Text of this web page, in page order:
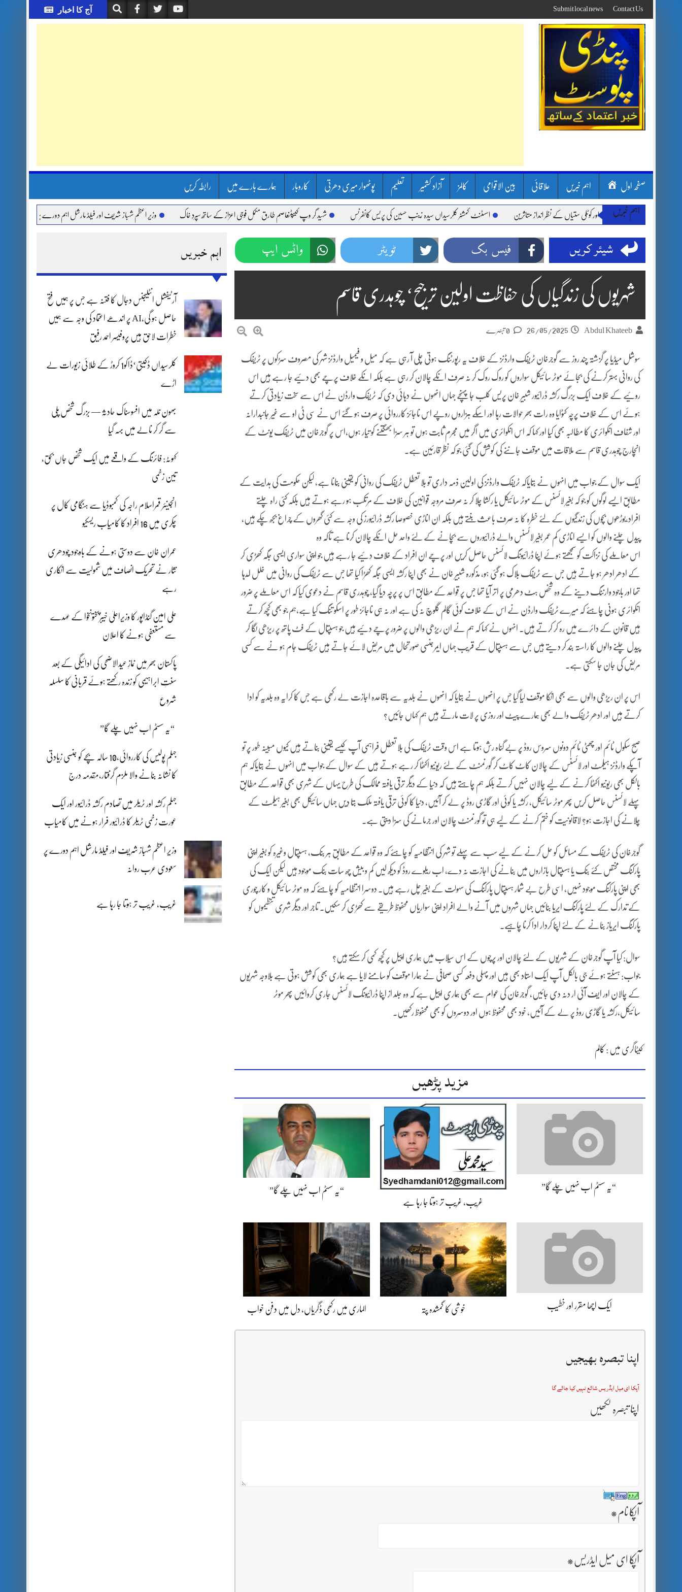
to
content
آج کا اخبار Contact Us
Submit local news
صفحہ اول اہم خبریں علاقائی بین الاقوامی کالمز آزاد کشمیر تعلیم پوٹھوار میری دھرتی کاروبار ہمارے بارے میں رابطہ کریں
اہم خبریں
لینڈ سلائیڈنگ اور کوٹلی ستیاں کے نظر انداز متاثرین اسسٹنٹ کمشنر کلرسیداں سیدہ زینب حسین کی پریس کانفرنس شہید گر وپ کیپٹنعاصم طارق مکمل فوجی اعزاز کے ساتھ سپردِ خاک وزیر اعظم شہباز شریف اور فیلڈ مارشل اہم دورے پر سعودی عرب روانہ
اہم خبریں
آرٹیفشل انٹلیجنس دجال کا فتنہ ہے جس پر ہمیں فتح
حاصل ہو گی،AI پر اندھے اعتماد کی وجہ سے ہمیں
خطرات لاحق ہیں پروفیسر احمد رفیق
کلرسیداں ڈکیتی‘ڈاکو1 کروڑ کے طلائی زیورات لے
اڑے
بھون نلہ میں افسوسناک حادثہ — بزرگ شخص پلی
سے گر کر نالے میں بہہ گیا
کہوٹہ: فائرنگ کے واقعے میں ایک شخص جاں بحق،
تین زخمی
انجینئر قمراسلام راجہ کی کمبوڈیا سے ہنگامی کال پر
چکری میں 16 افراد کا کامیاب ریسکیو
عمران خان سے دوستی ہونے کے باوجود چودھری
نثار نے تحریک انصاف میں شمولیت سے انکاری
رہے
علی امین گنڈاپور کا وزیراعلیٰ خیبرپختونخوا کے عہدے
سے مستعفی ہونے کا اعلان
پاکستان بھر میں نمازِ عیدالاضحی کی ادائیگی کے بعد
سنتِ ابراہیمی کو زندہ رکھتے ہوئے قربانی کا سلسلہ
شروع
“یہ سسٹم اب نہیں چلے گا”
جہلم پولیس کی کارروائی،10 سالہ بچے کو جنسی زیادتی
کا نشانہ بنانے والا ملزم گرفتار،مقدمہ درج
جہلم رکشہ اور ٹریلر میں تصادم رکشہ ڈرائیور اور ایک
عورت زخمی ٹریلر کا ڈرائیور فرار ہونے میں کامیاب
وزیر اعظم شہباز شریف اور فیلڈ مارشل اہم دورے پر
سعودی عرب روانہ
غریب، غریب تر ہوتا جا رہا ہے
شیئر کریں فیس بک ٹویٹر واٹس ایپ
شہریوں کی زندگیاں کی حفاظت اولین ترجیح‘ چوہدری قاسم
Abdul Khateeb
26/05/2025
سوشل میڈیا پر گزشتہ چند روز سے گوجرخان ٹریفک وارڈنز کے خلاف یہ رپورٹنگ ہوتی چلی آ رہی ہے کہ میل و فیمیل وارڈنز شہر کی مصروف سڑکوں پر ٹریفک
کی روانی بہتر کرنے کی بجائے موٹر سائیکل سواروں کو روک روک کر نہ صرف انکے چالان کر رہی ہے بلکہ انکے خلاف پرچے بھی دئیے جا رہے ہیں اس
روئیے کے خلاف ایک بزرگ رکشہ ڈرائیور شبیر خان پریس کلب جا پہنچے جہاں انھوں نے دہائی دی کہ ٹریفک وارڈن نے اس سے سخت زیادتی کرتے
ہوئے اس کے خلاف پرچہ کٹوایا وہ رات بھر حوالات رہا اور اسکے ہزاروں روپے اس ناجائز کارروائی پر صرف ہو گئے اس نے سی ٹی او سے غیر جانبدارانہ
اور شفاف انکوائری کا مطالبہ بھی کیا اور کہا کہ اس انکوائری میں اگر میں مجرم ثابت ہوں تو ہر سزا بھگتنے کو تیار ہوں،اس پر گوجرخان میں ٹریفک یونٹ کے
انچارج چوہدری قاسم سے ملاقات میں موقف جاننے کی کوشش کی گئی جو کہ نظر قارئین ہے۔
ایک سوال کے جواب میں انہوں نے بتایاکہ ٹریفک وارڈنز کی اولین ذمہ داری تو بلا تعطل ٹریفک کی روانی کو یقینی بنانا ہے، لیکن حکومت کی ہدایت کے
مطابق ایسے لوگوں کو جو کہ بغیر لائسنس کے موٹر سائیکل یا رکشا چلا کر نہ صرف مروجہ قوانین کی خلاف کے مرتکب ہو رہے ہوتے ہیں بلکہ کئی راہ چلتے
افراد،بوڑھوں بچوں کی زندگیوں کے لئے خطرہ کا نہ صرف باعث بنتے ہیں بلکہ ان اناڑی خصوصا رکشہ ڈرائیورز کی وجہ سے کئی گھروں کے چراغ بجھ چکے ہیں،
پیدل چلنے والوں کو ایسے اناڑی کم عمر بغیر لائسنس والے ڈرائیوروں سے بچانے کے لئے واحد حل انکے چالان کرنا ہے تاکہ وہ
اس معاملے کی نزاکت کو سمجھتے ہوئے اپنا ڈرائیونگ لائسنس حاصل کریں اور پرچے ان افراد کے خلاف دئیے جا رہے ہیں جو اپنی سواری ایسی جگہ کھڑی کر
کے ادھر ادھر ہو جاتے ہیں جس سے ٹریفک بلاک ہو گئی ہو، مذکورہ شبیر خان نے بھی اپنا رکشہ ایسی جگہ کھڑا کیا تھا جس سے ٹریفک کی روانی میں خلل ا ٓرہا
تھا اور باجود وارننگ دینے کے وہ شخص ہٹ دھرمی پر اتر آیا تھا جس پر قواعد کے مطابق اس پر پرچہ دیا گیا، چوہدری قاسم نے دعوی کیا کہ اس معاملے پر ضرور
انکوائری ہونی چاہئے کہ میرے ٹریفک وارڈن نے اس کے خلاف کوئی گالم گلوچ نہ کی ہے اور نہ ہی ناجائز طور پر اسکو تنگ کیا ہے،ہم جو بھی کچھ کرتے
ہیں قانون کے دائرے میں رہ کر کرتے ہیں۔ انہوں نے کہا کہ ہم نے ان ریڑھی والوں پر ضرور پرچے دئیے ہیں جو ہسپتال کے فٹ پاتھ پر ریڑھی لگا کر
پیدل چلنے والوں کا راستہ بند کر دیتے ہیں جس سے ہسپتال کے قریب جہاں ایمرجنسی صورتحال میں مریض لائے جاتے ہیں ٹریفک جام ہو نے سے کسی
مریض کی جان جا سکتی ہے۔
اس پر ان ریڑھی والوں سے بھی انکا موقف لیا گیا جس پر انھوں نے بتایا کہ انھوں نے بلدیہ سے باقاعدہ اجازت لے رکھی ہے جس کا کرایہ وہ بلدیہ کو ادا
کرتے ہیں اور ادھر ٹریفک والے بھی ہمارے پیٹ اور روزی پر لات مارتے ہیں ہم کہاں جائیں؟
صبح سکول ٹائم اور چھٹی ٹائم دونوں سروس روڈ پر بے گناہ رش ہوتا ہے اس وقت ٹریفک کی بلا تعطل فراہمی آپ کیسے یقینی بناتے ہیں کیوں مبینہ طور پر تو
آپکے وارڈنز ہیلمٹ اور لائسنس کے چالان کاٹ کاٹ کر گورنمنٹ کے لئے ریونیو اکٹھا کر رہے ہوتے ہیں کے سوال کے جواب میں انہوں نے بتایاکہ ہم
بالکل بھی ریونیو اکٹھا کرنے کے لیے چالان نہیں کرتے بلکہ ہم چاہتے ہیں کہ دنیا کے دیگر ترقی یافتہ ممالک کی طرح یہاں کے شہری بھی قواعد کے مطابق
پہلے لائسنس حاصل کریں پھر موٹر سائیکل، رکشہ یا کوئی اور گاڑی روڈ پر لے کر آئیں، دنیا کا کوئی ترقی یافتہ ملک بتا دیں جہاں سائیکل بھی بغیر ہیلمٹ کے
چلانے کی اجازت ہو؟ لاقانونیت کو ختم کرنے کے لیے ہی تو گورنمنٹ چالان اور جرمانے کی سزا دیتی ہے۔
گوجرخان کی ٹریفک کے مسائل کو حل کرنے کے لیے سب سے پہلے تو شہر کی انتظامیہ کو چاہئے کہ وہ قواعد کے مطابق ہر بنک، ہسپتال وغیرہ کو بغیر اپنی
پارکنگ مختص کئے بنک یا ہسپتال بازاروں میں بنانے کی اجازت نہ دے، اب ریلوے روڈ کو دیکھ لیں کم و بیش چھ سات بنک موجود ہیں لیکن ایک کی
بھی اپنی پارکنگ موجود نہیں، اسی طرح بے شمار ہسپتال پارکنگ کی سہولت کے بغیر چل رہے ہیں۔ دوسرا انتظامیہ کو چاہئے کہ وہ موٹر سائیکل و کار چوری
کے تدارک کے لئے پارکنگ ایریا بنائیں جہاں شہروں میں آنے والے افراد اپنی سواریاں محفوظ طریقے سے کھڑی کر سکیں۔ تاجر اور دیگر شہری تنظیموں کو
پارکنگ ایریاز بنانے کے لئے اپنا کردار ادا کرنا چاہیے۔
سوال: کیا آپ گوجرخان کے شہریوں کے لئے چالان اور پرچوں کے اس سیلاب میں ہماری اپیل پر کچھ کمی کر سکتے ہیں؟
جواب: ہسنتے ہوئے جی بالکل آپ ایک استاد بھی ہیں اور پہلی دفعہ کسی صحافی نے ہمارا موقف کو سامنے لایا ہے ہماری بھی کوشش ہوتی ہے بلاوجہ شہریوں
کے چالان اور ایف آئی ار دنہ دی جائیں، گوجرخان کی عوام سے بھی ہماری اپیل ہے کہ وہ جلد از اپنا ڈرائیونگ لائسنس جاری کروائیں پھر موٹر
سائیکل،رکشہ یا گاڑی روڈ پر لے کے آئیں، خود بھی محفوظ ہوں اور دوسروں کو بھی محفوظ رکھیں۔
کیٹاگری میں : کالم
مزید پڑھیں
“یہ سسٹم اب نہیں چلے گا”
غریب، غریب تر ہوتا جا رہا ہے
“یہ سسٹم اب نہیں چلے گا”
ایک اچھا مقرر اور خطیب خوشی کا گمشدہ پتہ الماری میں رکھی ڈگریاں، دل میں دفن خواب
اپنا تبصرہ بھیجیں
آپکا ای میل ایڈریس شائع نہیں کیا جائے گا
اپنا تبصرہ لکھیں
آپکا نام *
آپکا ای میل ایڈریس *